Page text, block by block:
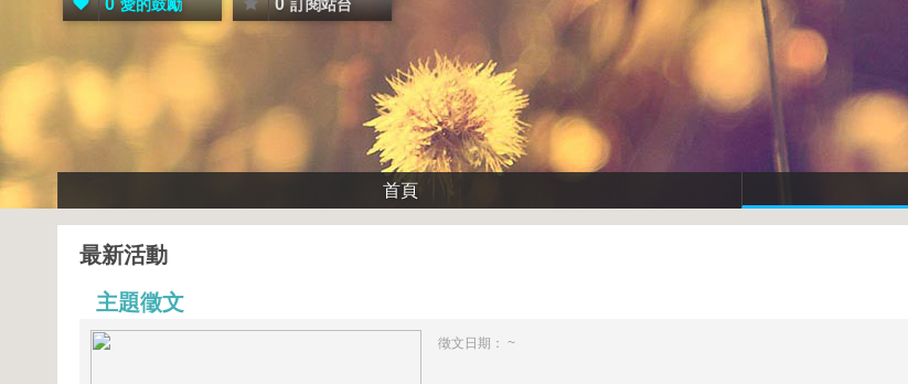
0 愛的鼓勵 0 訂閱站台
首頁
最新活動
主題徵文
徵文日期： ~